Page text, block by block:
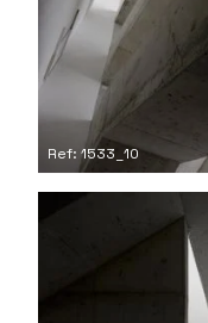
Ref: 1533_10